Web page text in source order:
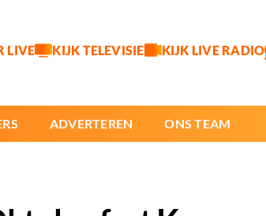
LIVE KIJK TELEVISIE KIJK LIVE RADIO
ADVERTEREN ONS TEAM